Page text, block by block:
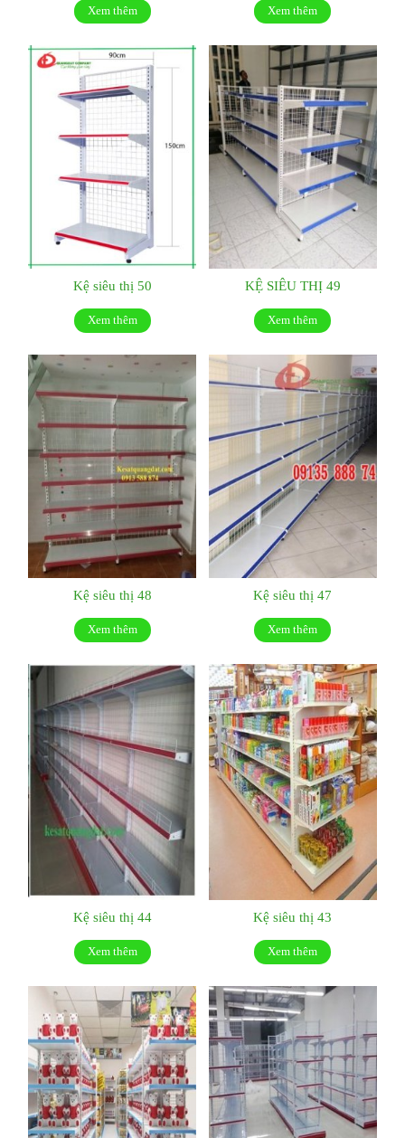
Xem thêm Xem thêm
Kệ siêu thị 50
Xem thêm
KỆ SIÊU THỊ 49
Xem thêm
Kệ siêu thị 48
Xem thêm
Kệ siêu thị 47
Xem thêm
Kệ siêu thị 44
Xem thêm
Kệ siêu thị 43
Xem thêm